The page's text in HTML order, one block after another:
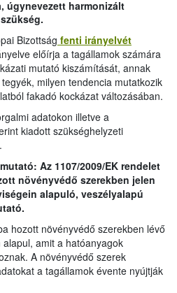
úgynevezett harmonizált
Bizottság fenti irányelvét
előírja a tagállamok számára
mutató kiszámítását, annak
milyen tendencia mutatkozik
fakadó kockázat változásában.
adatokon illetve a
kiadott szükséghelyzeti
Az 1107/2009/EK rendelet
növényvédő szerekben jelen
alapuló, veszélyalapú
hozott növényvédő szerekben lévő
amit a hatóanyagok
A növényvédő szerek
a tagállamok évente nyújtják